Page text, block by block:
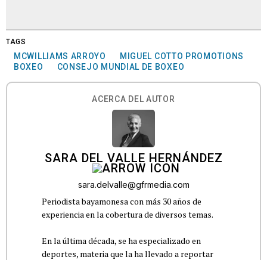
TAGS
MCWILLIAMS ARROYO
MIGUEL COTTO PROMOTIONS
BOXEO
CONSEJO MUNDIAL DE BOXEO
ACERCA DEL AUTOR
SARA DEL VALLE HERNÁNDEZ
sara.delvalle@gfrmedia.com
Periodista bayamonesa con más 30 años de
experiencia en la cobertura de diversos temas.
En la última década, se ha especializado en
deportes, materia que la ha llevado a reportar